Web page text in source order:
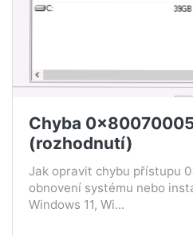
Chyba
(rozhodnutí)
Jak opravit chybu přístupu
obnovení systému nebo
Windows 11, Wi...